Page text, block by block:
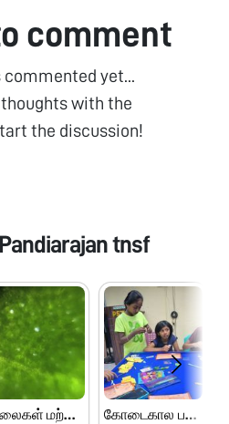
comment
yet...
with the
the discussion!
Pandiarajan tnsf
இலைகள் மற்றும் பூக்களின் பாகங்கள் கோடைகால பயிற்சி முகாம் பெரியார் அறிவியல் மையம்